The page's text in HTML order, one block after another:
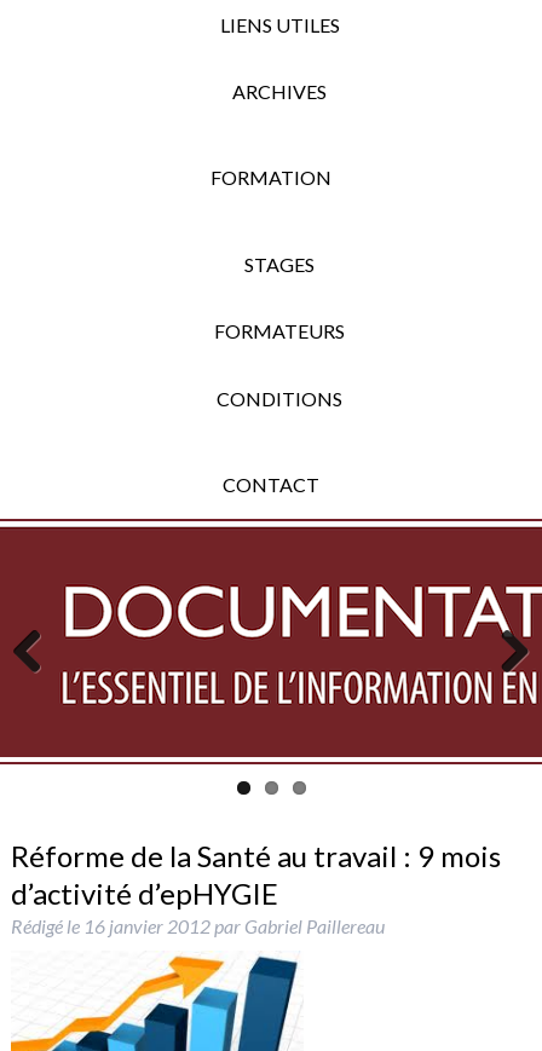
LIENS UTILES
ARCHIVES
FORMATION
STAGES
FORMATEURS
CONDITIONS
CONTACT
Previous Next
Réforme de la Santé au travail : 9 mois
d’activité d’epHYGIE
Rédigé le 16 janvier 2012par Gabriel Paillereau